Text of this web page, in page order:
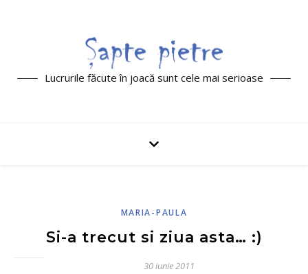
Lucrurile făcute în joacă sunt cele mai serioase
MARIA-PAULA
Si-a trecut si ziua asta… :)
30 iunie 2011